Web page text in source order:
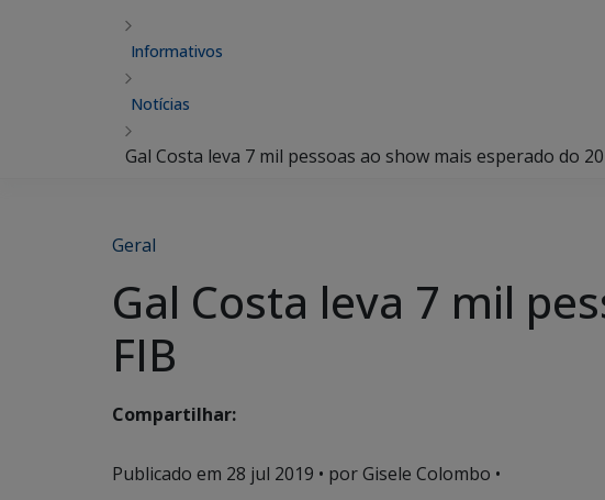
Informativos
Notícias
Gal Costa leva 7 mil pessoas ao show mais esperado do 20
Geral
Gal Costa leva 7 mil
FIB
Compartilhar:
Publicado em 28 jul 2019 • por Gisele Colombo •